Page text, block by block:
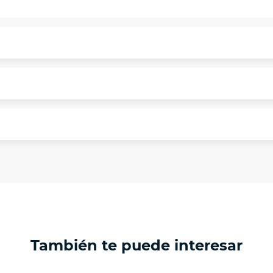
También te puede interesar